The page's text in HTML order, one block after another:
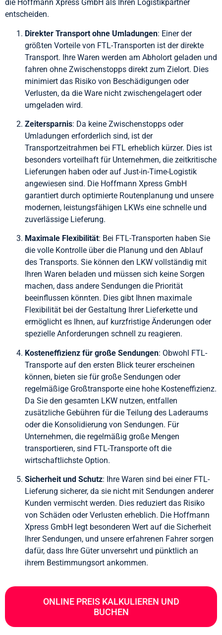
die Hoffmann Xpress GmbH als Ihren Logistikpartner
entscheiden.
Direkter Transport ohne Umladungen: Einer der
größten Vorteile von FTL-Transporten ist der direkte
Transport. Ihre Waren werden am Abholort geladen und
fahren ohne Zwischenstopps direkt zum Zielort. Dies
minimiert das Risiko von Beschädigungen oder
Verlusten, da die Ware nicht zwischengelagert oder
umgeladen wird.
Zeitersparnis: Da keine Zwischenstopps oder
Umladungen erforderlich sind, ist der
Transportzeitrahmen bei FTL erheblich kürzer. Dies ist
besonders vorteilhaft für Unternehmen, die zeitkritische
Lieferungen haben oder auf Just-in-Time-Logistik
angewiesen sind. Die Hoffmann Xpress GmbH
garantiert durch optimierte Routenplanung und unsere
modernen, leistungsfähigen LKWs eine schnelle und
zuverlässige Lieferung.
Maximale Flexibilität: Bei FTL-Transporten haben Sie
die volle Kontrolle über die Planung und den Ablauf
des Transports. Sie können den LKW vollständig mit
Ihren Waren beladen und müssen sich keine Sorgen
machen, dass andere Sendungen die Priorität
beeinflussen könnten. Dies gibt Ihnen maximale
Flexibilität bei der Gestaltung Ihrer Lieferkette und
ermöglicht es Ihnen, auf kurzfristige Änderungen oder
spezielle Anforderungen schnell zu reagieren.
Kosteneffizienz für große Sendungen: Obwohl FTL-
Transporte auf den ersten Blick teurer erscheinen
können, bieten sie für große Sendungen oder
regelmäßige Großtransporte eine hohe Kosteneffizienz.
Da Sie den gesamten LKW nutzen, entfallen
zusätzliche Gebühren für die Teilung des Laderaums
oder die Konsolidierung von Sendungen. Für
Unternehmen, die regelmäßig große Mengen
transportieren, sind FTL-Transporte oft die
wirtschaftlichste Option.
Sicherheit und Schutz: Ihre Waren sind bei einer FTL-
Lieferung sicherer, da sie nicht mit Sendungen anderer
Kunden vermischt werden. Dies reduziert das Risiko
von Schäden oder Verlusten erheblich. Die Hoffmann
Xpress GmbH legt besonderen Wert auf die Sicherheit
Ihrer Sendungen, und unsere erfahrenen Fahrer sorgen
dafür, dass Ihre Güter unversehrt und pünktlich an
ihrem Bestimmungsort ankommen.
ONLINE PREIS KALKULIEREN UND
BUCHEN